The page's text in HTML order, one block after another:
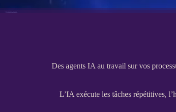
Des agents IA au travail sur vos
L’IA exécute les tâches répétitives,